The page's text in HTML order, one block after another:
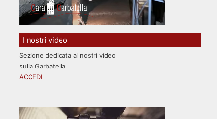
I nostri video
Sezione dedicata ai nostri video
sulla Garbatella
ACCEDI